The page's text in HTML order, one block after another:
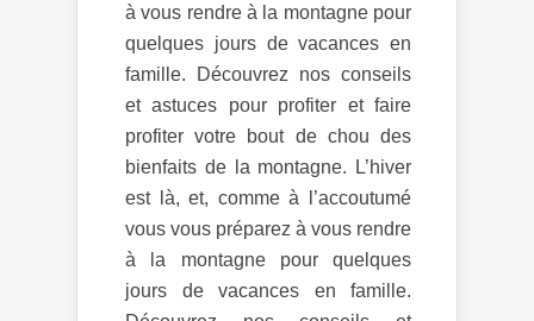
à vous rendre à la montagne pour
quelques jours de vacances en
famille. Découvrez nos conseils
et astuces pour profiter et faire
profiter votre bout de chou des
bienfaits de la montagne. L’hiver
est là, et, comme à l’accoutumé
vous vous préparez à vous rendre
à la montagne pour quelques
jours de vacances en famille.